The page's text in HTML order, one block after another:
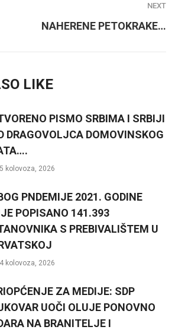
NEXT
NAHERENE PETOKRAKE…
LIKE
PISMO SRBIMA I SRBIJI
DRAGOVOLJCA DOMOVINSKOG
5 kolovoza, 2026
PNDEMIJE 2021. GODINE
POPISANO 141.393
S PREBIVALIŠTEM U
4 kolovoza, 2026
ZA MEDIJE: SDP
UOČI OLUJE PONOVNO
NA BRANITELJE I